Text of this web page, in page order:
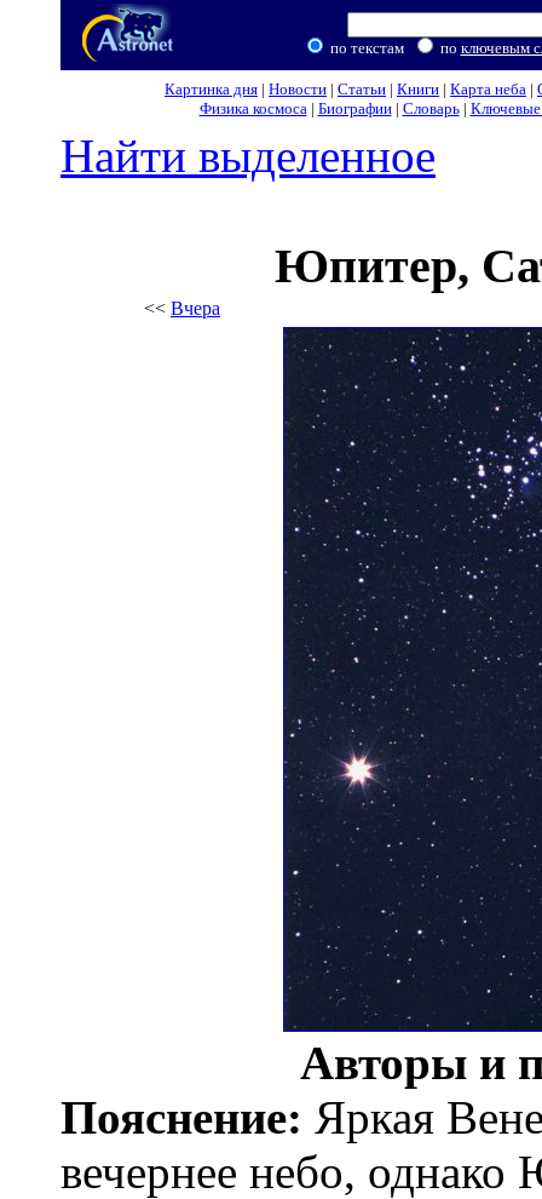
по текстам по ключевым
Картинка дня | Новости | Статьи | Книги | Карта неба |
Физика космоса| Биографии| Словарь| Ключевые
Найти выделенное
Юпитер,
<< Вчера
Авторы и
Пояснение: Яркая
вечернее небо,